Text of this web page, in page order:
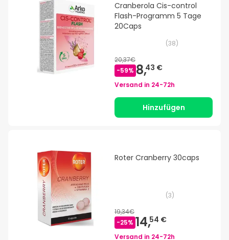
Cranberola Cis-control
Flash-Programm 5 Tage
20Caps
(38)
20,37€
-59% 8,43 €
Versand in 24-72h
Hinzufügen
Roter Cranberry 30caps
(3)
19,34€
-25% 14,54 €
Versand in 24-72h